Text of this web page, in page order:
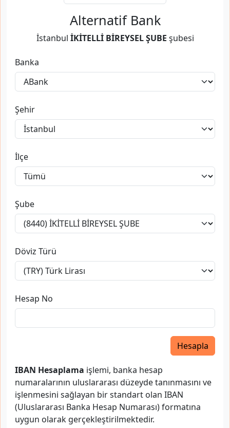
Alternatif Bank
İstanbul İKİTELLİ BİREYSEL ŞUBE şubesi
Banka
Şehir
İlçe
Şube
Döviz Türü
Hesap No
Hesapla
IBAN Hesaplama işlemi, banka hesap
numaralarının uluslararası düzeyde tanınmasını ve
işlenmesini sağlayan bir standart olan IBAN
(Uluslararası Banka Hesap Numarası) formatına
uygun olarak gerçekleştirilmektedir.